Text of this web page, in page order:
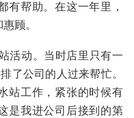
有帮助。在这一年里，
顾。
活动。当时店里只有一
了公司的人过来帮忙。
站工作，紧张的时候有
是我进公司后接到的第